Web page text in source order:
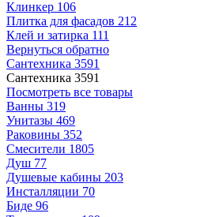
Клинкер 106
Плитка для фасадов 212
Клей и затирка 111
Вернуться обратно
Сантехника 3591
Сантехника 3591
Посмотреть все товары
Ванны 319
Унитазы 469
Раковины 352
Смесители 1805
Душ 77
Душевые кабины 203
Инсталляции 70
Биде 96